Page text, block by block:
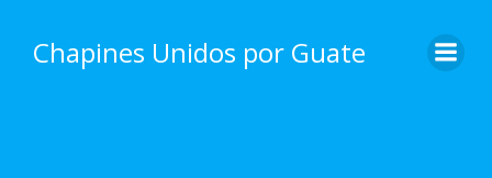
content
Chapines Unidos por Guate